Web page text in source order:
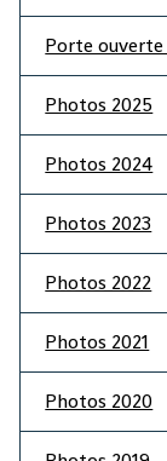
Porte ouverte
Photos 2025
Photos 2024
Photos 2023
Photos 2022
Photos 2021
Photos 2020